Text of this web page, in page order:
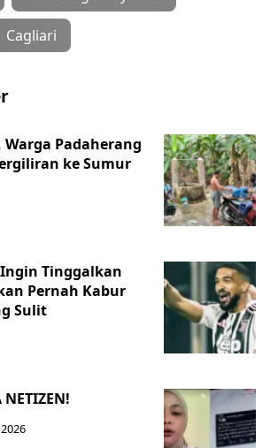
Cagliari
Padaherang
ke Sumur
Tinggalkan
Pernah Kabur
Sulit